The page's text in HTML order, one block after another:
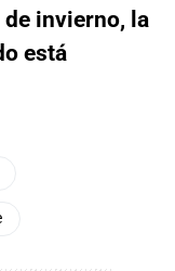
de invierno, la
está